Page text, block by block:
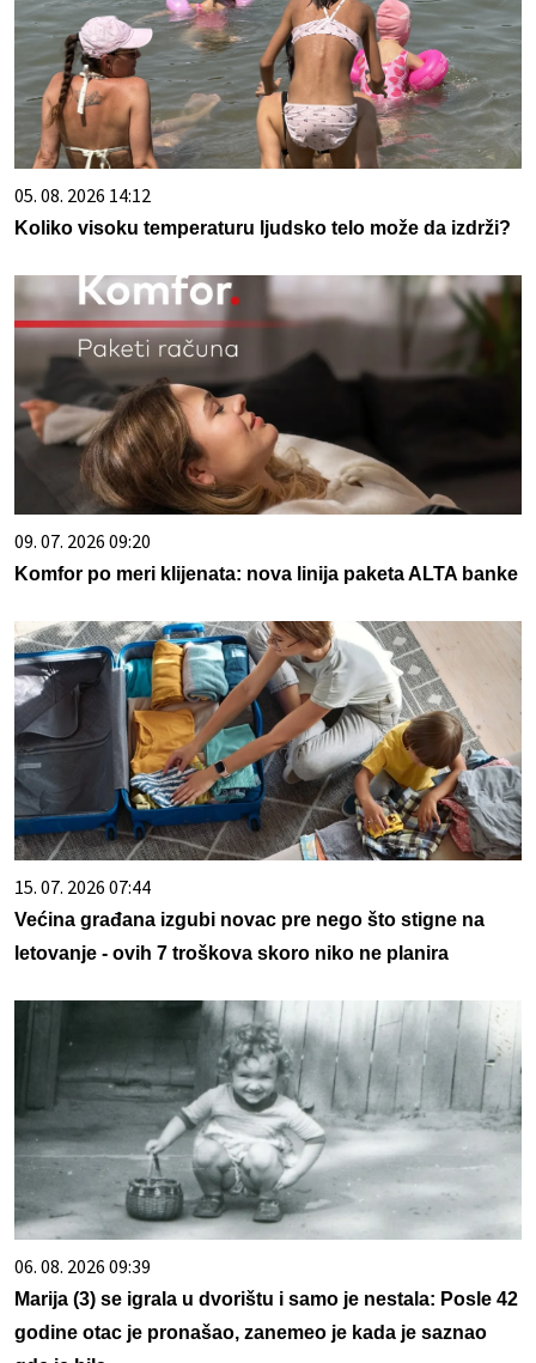
05. 08. 2026 14:12
Koliko visoku temperaturu ljudsko telo može da izdrži?
09. 07. 2026 09:20
Komfor po meri klijenata: nova linija paketa ALTA banke
15. 07. 2026 07:44
Većina građana izgubi novac pre nego što stigne na
letovanje - ovih 7 troškova skoro niko ne planira
06. 08. 2026 09:39
Marija (3) se igrala u dvorištu i samo je nestala: Posle 42
godine otac je pronašao, zanemeo je kada je saznao